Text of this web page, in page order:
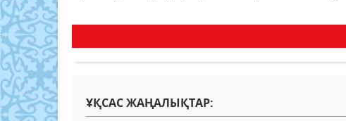
ҰҚСАС ЖАҢАЛЫҚТАР: